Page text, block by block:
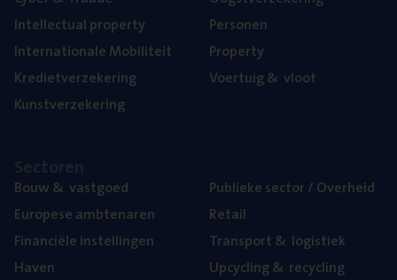
Intel­lec­tu­al property
Inter­na­ti­o­na­le Mobiliteit
Kre­diet­ver­ze­ke­ring
Kunst­ver­ze­ke­ring
Per­so­nen
Pro­per­ty
Voer­tuig& vloot
Bouw& vastgoed
Euro­pe­se ambtenaren
Finan­ci­ë­le instellingen
Haven
Publie­ke sec­tor / Overheid
Retail
Trans­port& logistiek
Upcy­cling& recycling